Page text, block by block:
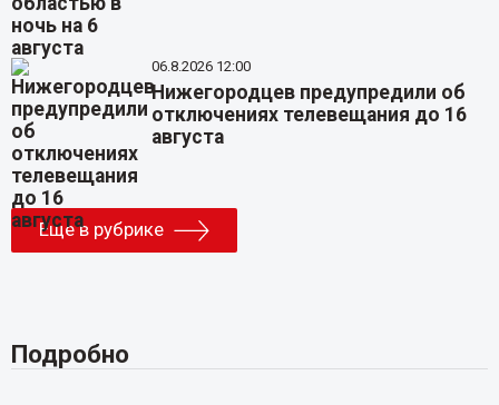
06.8.2026 12:00
Нижегородцев предупредили об
отключениях телевещания до 16
августа
Еще в рубрике
Подробно